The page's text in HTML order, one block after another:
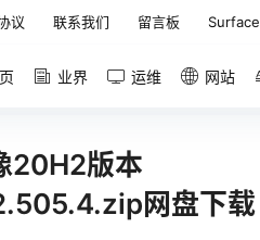
议 联系我们 留言板 Surface
业界 运维 网站
20H2版本
网盘下载